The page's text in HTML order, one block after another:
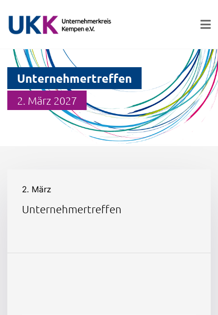
Unternehmertreffen
2. März 2027
2. März
Unternehmertreffen